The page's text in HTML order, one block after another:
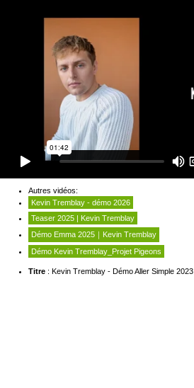
Autres vidéos:
Kevin Tremblay - démo 2026
Teaser 2025 | Kevin Tremblay
Démo Emma 2025｜Kevin Tremblay
Démo Kevin Tremblay_Projet Pigeons
Titre : Kevin Tremblay - Démo Aller Simple 2023